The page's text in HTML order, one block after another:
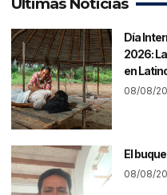
Día
2026:
en
08/08/
El
08/08/